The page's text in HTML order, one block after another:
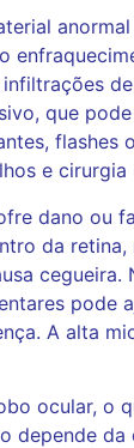
que
flashes
e
dano ou
da
pode
A alta
ocular, o
depende